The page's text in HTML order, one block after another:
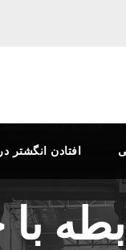
افتادن انگشتر در چاه
با